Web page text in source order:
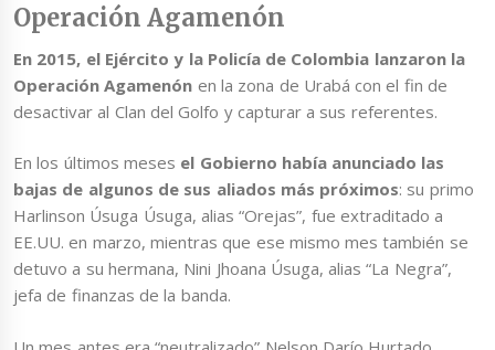
Operación Agamenón
En 2015, el Ejército y la Policía de Colombia lanzaron la
Operación Agamenón en la zona de Urabá con el fin de
desactivar al Clan del Golfo y capturar a sus referentes.
En los últimos meses el Gobierno había anunciado las
bajas de algunos de sus aliados más próximos: su primo
Harlinson Úsuga Úsuga, alias “Orejas”, fue extraditado a
EE.UU. en marzo, mientras que ese mismo mes también se
detuvo a su hermana, Nini Jhoana Úsuga, alias “La Negra”,
jefa de finanzas de la banda.